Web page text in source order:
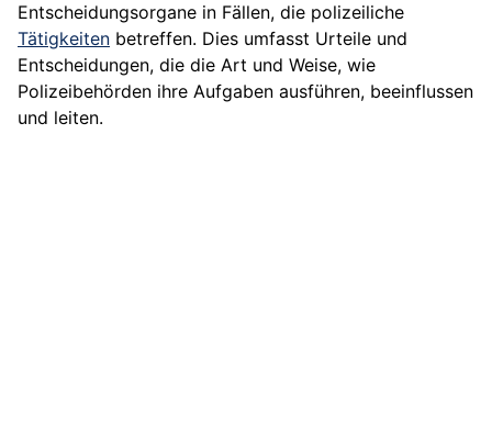
Entscheidungsorgane in Fällen, die polizeiliche
Tätigkeiten betreffen. Dies umfasst Urteile und
Entscheidungen, die die Art und Weise, wie
Polizeibehörden ihre Aufgaben ausführen, beeinflussen
und leiten.